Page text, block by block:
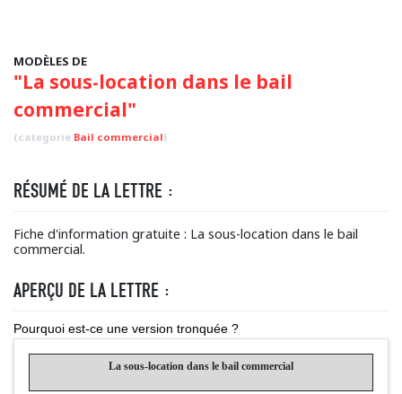
MODÈLES DE
"La sous-location dans le bail
commercial"
(categorie Bail commercial)
RÉSUMÉ DE LA LETTRE :
Fiche d'information gratuite : La sous-location dans le bail
commercial.
APERÇU DE LA LETTRE :
Pourquoi est-ce une version tronquée ?
La sous-location dans le bail commercial